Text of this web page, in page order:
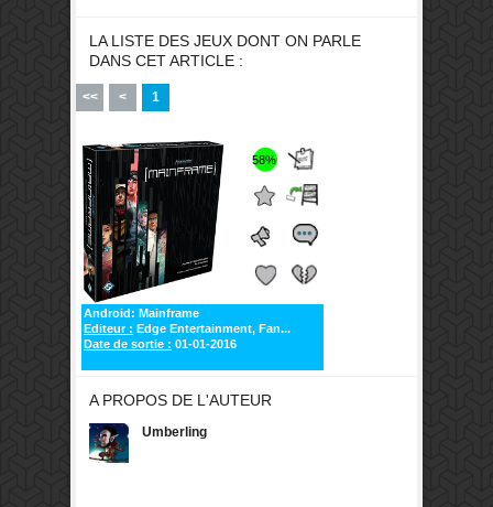
LA LISTE DES JEUX DONT ON PARLE
DANS CET ARTICLE :
<< < 1
58%
Android: Mainframe
Editeur : Edge Entertainment, Fan...
Date de sortie : 01-01-2016
A PROPOS DE L'AUTEUR
Umberling